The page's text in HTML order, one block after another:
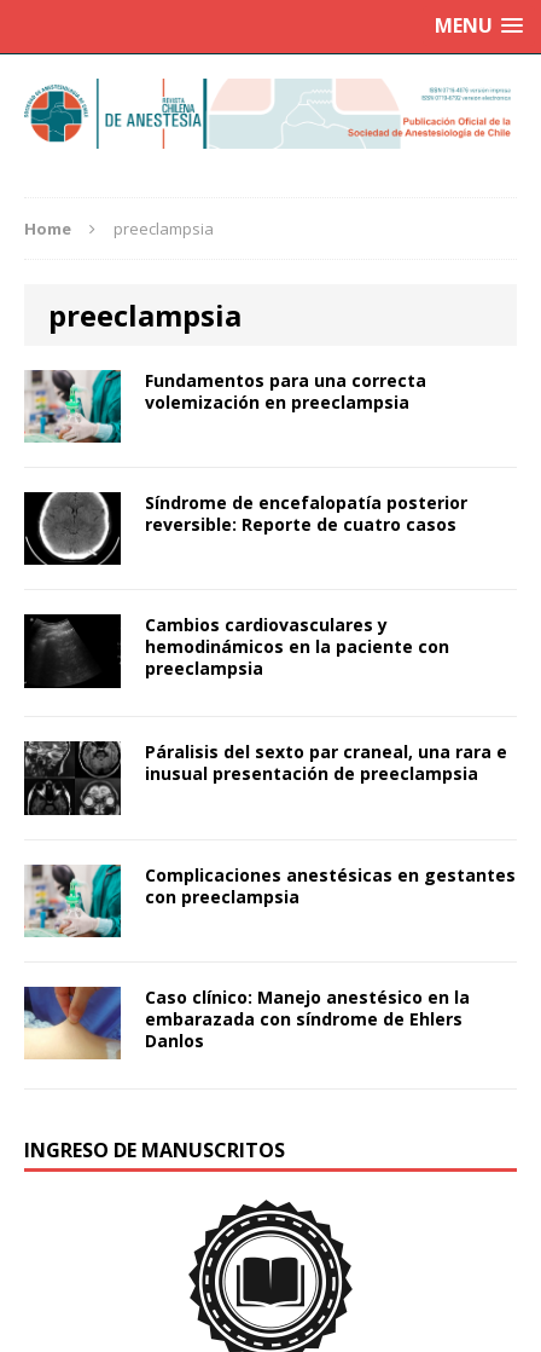
MENU
Home preeclampsia
preeclampsia
Fundamentos para una correcta
volemización en preeclampsia
Síndrome de encefalopatía posterior
reversible: Reporte de cuatro casos
Cambios cardiovasculares y
hemodinámicos en la paciente con
preeclampsia
Páralisis del sexto par craneal, una rara e
inusual presentación de preeclampsia
Complicaciones anestésicas en gestantes
con preeclampsia
Caso clínico: Manejo anestésico en la
embarazada con síndrome de Ehlers
Danlos
INGRESO DE MANUSCRITOS